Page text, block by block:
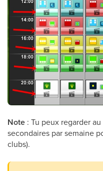
Note : Tu peux regarder
secondaires par semaine
clubs).